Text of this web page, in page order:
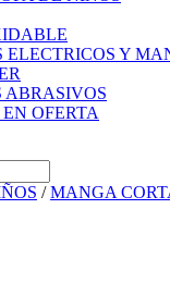
ELECTRICOS Y
ABRASIVOS
OFERTA
/MANGA